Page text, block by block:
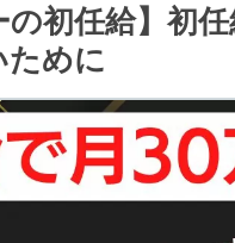
の初任給】初
ために